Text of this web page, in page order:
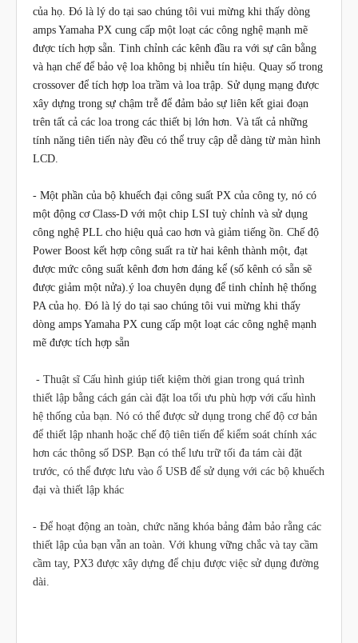
của họ. Đó là lý do tại sao chúng tôi vui mừng khi thấy dòng
amps Yamaha PX cung cấp một loạt các công nghệ mạnh mẽ
được tích hợp sẵn. Tinh chỉnh các kênh đầu ra với sự cân bằng
và hạn chế để bảo vệ loa không bị nhiễu tín hiệu. Quay số trong
crossover để tích hợp loa trầm và loa trập. Sử dụng mạng được
xây dựng trong sự chậm trễ để đảm bảo sự liên kết giai đoạn
trên tất cả các loa trong các thiết bị lớn hơn. Và tất cả những
tính năng tiên tiến này đều có thể truy cập dễ dàng từ màn hình
LCD.
- Một phần của bộ khuếch đại công suất PX của công ty, nó có
một động cơ Class-D với một chip LSI tuỳ chỉnh và sử dụng
công nghệ PLL cho hiệu quả cao hơn và giảm tiếng ồn. Chế độ
Power Boost kết hợp công suất ra từ hai kênh thành một, đạt
được mức công suất kênh đơn hơn đáng kể (số kênh có sẵn sẽ
được giảm một nửa).ý loa chuyên dụng để tinh chỉnh hệ thống
PA của họ. Đó là lý do tại sao chúng tôi vui mừng khi thấy
dòng amps Yamaha PX cung cấp một loạt các công nghệ mạnh
mẽ được tích hợp sẵn
- Thuật sĩ Cấu hình giúp tiết kiệm thời gian trong quá trình
thiết lập bằng cách gán cài đặt loa tối ưu phù hợp với cấu hình
hệ thống của bạn. Nó có thể được sử dụng trong chế độ cơ bản
để thiết lập nhanh hoặc chế độ tiên tiến để kiểm soát chính xác
hơn các thông số DSP. Bạn có thể lưu trữ tối đa tám cài đặt
trước, có thể được lưu vào ổ USB để sử dụng với các bộ khuếch
đại và thiết lập khác
- Để hoạt động an toàn, chức năng khóa bảng đảm bảo rằng các
thiết lập của bạn vẫn an toàn. Với khung vững chắc và tay cầm
cầm tay, PX3 được xây dựng để chịu được việc sử dụng đường
dài.